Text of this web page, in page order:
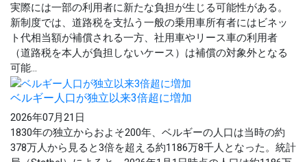
実際には一部の利用者に新たな負担が生じる可能性がある。
新制度では、道路税を支払う一般の乗用車所有者にはビネッ
ト代相当額が補償される一方、社用車やリース車の利用者
（道路税を本人が負担しないケース）は補償の対象外となる
可能...
ベルギー人口が独立以来3倍超に増加
2026年07月21日
1830年の独立からおよそ200年、ベルギーの人口は当時の約
378万人から見ると3倍を超える約1186万8千人となった。統計